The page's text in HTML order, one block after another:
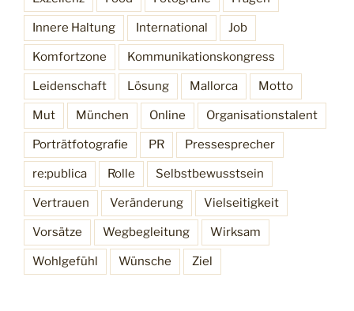
Innere Haltung International Job
Komfortzone Kommunikationskongress
Leidenschaft Lösung Mallorca Motto
Mut München Online Organisationstalent
Porträtfotografie PR Pressesprecher
re:publica Rolle Selbstbewusstsein
Vertrauen Veränderung Vielseitigkeit
Vorsätze Wegbegleitung Wirksam
Wohlgefühl Wünsche Ziel